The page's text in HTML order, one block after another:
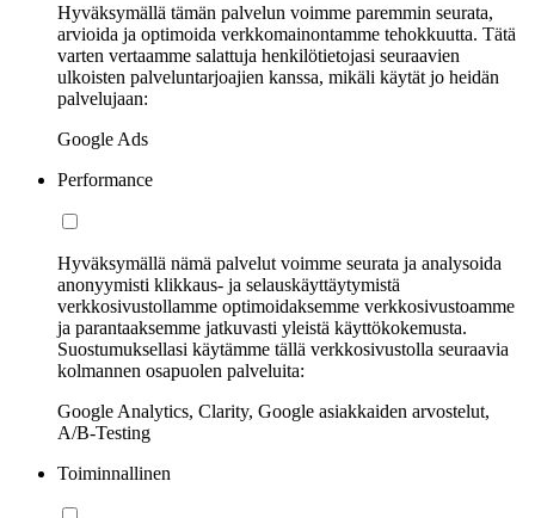
Hyväksymällä tämän palvelun voimme paremmin seurata,
arvioida ja optimoida verkkomainontamme tehokkuutta. Tätä
varten vertaamme salattuja henkilötietojasi seuraavien
ulkoisten palveluntarjoajien kanssa, mikäli käytät jo heidän
palvelujaan:
Google Ads
Performance
Hyväksymällä nämä palvelut voimme seurata ja analysoida
anonyymisti klikkaus- ja selauskäyttäytymistä
verkkosivustollamme optimoidaksemme verkkosivustoamme
ja parantaaksemme jatkuvasti yleistä käyttökokemusta.
Suostumuksellasi käytämme tällä verkkosivustolla seuraavia
kolmannen osapuolen palveluita:
Google Analytics, Clarity, Google asiakkaiden arvostelut,
A/B-Testing
Toiminnallinen